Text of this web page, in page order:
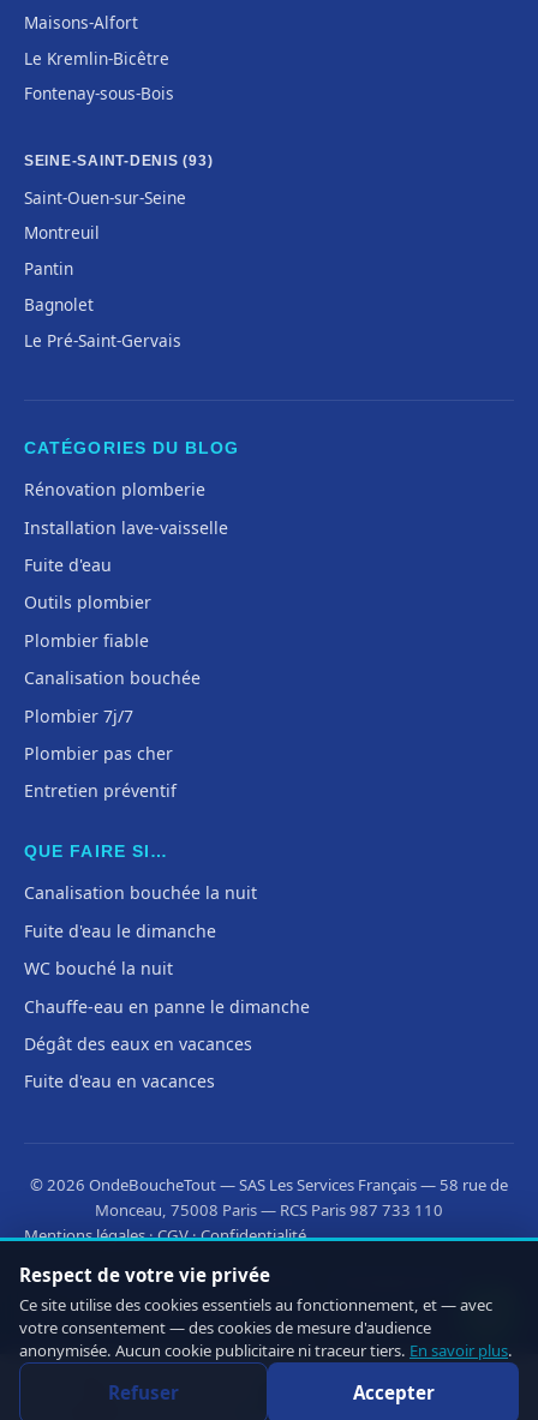
Maisons-Alfort
Le Kremlin-Bicêtre
Fontenay-sous-Bois
SEINE-SAINT-DENIS (93)
Saint-Ouen-sur-Seine
Montreuil
Pantin
Bagnolet
Le Pré-Saint-Gervais
CATÉGORIES DU BLOG
Rénovation plomberie
Installation lave-vaisselle
Fuite d'eau
Outils plombier
Plombier fiable
Canalisation bouchée
Plombier 7j/7
Plombier pas cher
Entretien préventif
QUE FAIRE SI…
Canalisation bouchée la nuit
Fuite d'eau le dimanche
WC bouché la nuit
Chauffe-eau en panne le dimanche
Dégât des eaux en vacances
Fuite d'eau en vacances
© 2026 OndeBoucheTout — SAS Les Services Français — 58 rue de
Monceau, 75008 Paris — RCS Paris 987 733 110
Mentions légales·CGV·Confidentialité
Découvrez aussi : OnLeveTout
CleanMonAppart · OnOuvreTout
WhatsApp
Respect de votre vie privée
Ce site utilise des cookies essentiels au fonctionnement, et — avec
votre consentement — des cookies de mesure d'audience
anonymisée. Aucun cookie publicitaire ni traceur tiers. En savoir plus.
Refuser Accepter